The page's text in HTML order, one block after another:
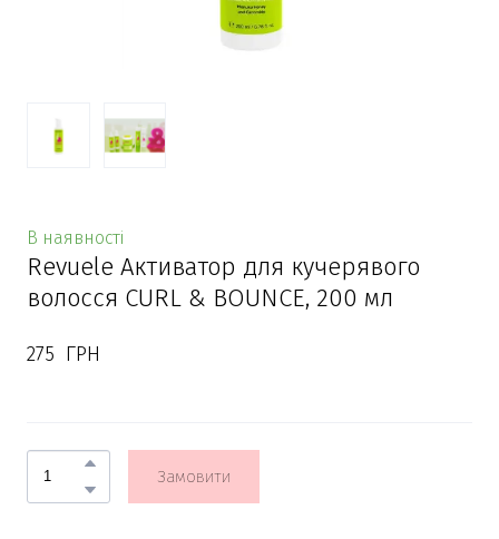
В наявності
Revuele Активатор для кучерявого
волосся CURL & BOUNCE, 200 мл
275  ГРН
Замовити